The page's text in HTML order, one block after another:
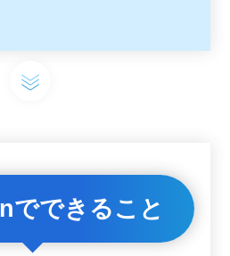
でできること